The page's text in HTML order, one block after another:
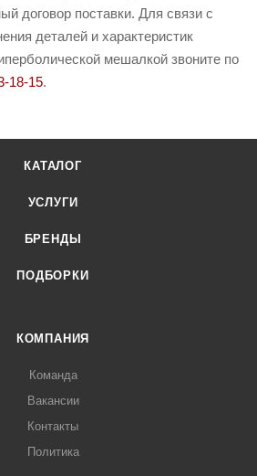
договор поставки. Для связи с
деталей и характеристик
мешалкой звоните по
18-15.
КАТАЛОГ
УСЛУГИ
БРЕНДЫ
ПОДБОРКИ
КОМПАНИЯ
Команда
Вакансии
Контакты
Политика